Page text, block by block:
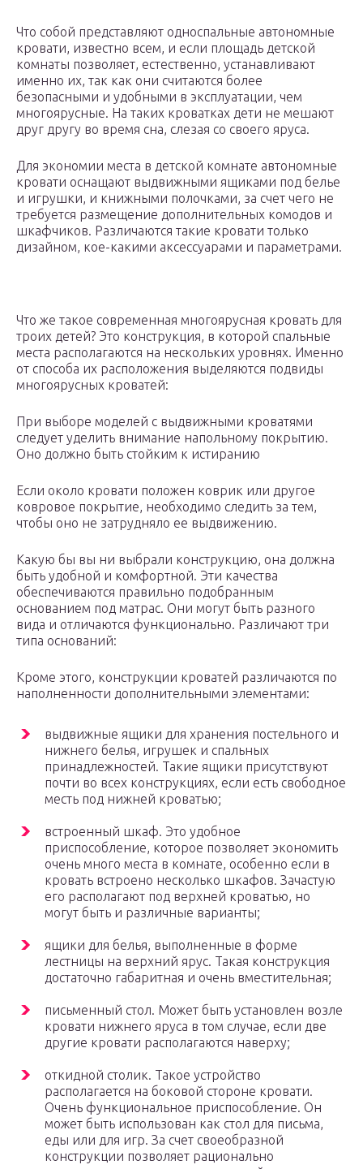
Что собой представляют односпальные автономные
кровати, известно всем, и если площадь детской
комнаты позволяет, естественно, устанавливают
именно их, так как они считаются более
безопасными и удобными в эксплуатации, чем
многоярусные. На таких кроватках дети не мешают
друг другу во время сна, слезая со своего яруса.
Для экономии места в детской комнате автономные
кровати оснащают выдвижными ящиками под белье
и игрушки, и книжными полочками, за счет чего не
требуется размещение дополнительных комодов и
шкафчиков. Различаются такие кровати только
дизайном, кое-какими аксессуарами и параметрами.
Что же такое современная многоярусная кровать для
троих детей? Это конструкция, в которой спальные
места располагаются на нескольких уровнях. Именно
от способа их расположения выделяются подвиды
многоярусных кроватей:
При выборе моделей с выдвижными кроватями
следует уделить внимание напольному покрытию.
Оно должно быть стойким к истиранию
Если около кровати положен коврик или другое
ковровое покрытие, необходимо следить за тем,
чтобы оно не затрудняло ее выдвижению.
Какую бы вы ни выбрали конструкцию, она должна
быть удобной и комфортной. Эти качества
обеспечиваются правильно подобранным
основанием под матрас. Они могут быть разного
вида и отличаются функционально. Различают три
типа оснований:
Кроме этого, конструкции кроватей различаются по
наполненности дополнительными элементами:
выдвижные ящики для хранения постельного и
нижнего белья, игрушек и спальных
принадлежностей. Такие ящики присутствуют
почти во всех конструкциях, если есть свободное
месть под нижней кроватью;
встроенный шкаф. Это удобное
приспособление, которое позволяет экономить
очень много места в комнате, особенно если в
кровать встроено несколько шкафов. Зачастую
его располагают под верхней кроватью, но
могут быть и различные варианты;
ящики для белья, выполненные в форме
лестницы на верхний ярус. Такая конструкция
достаточно габаритная и очень вместительная;
письменный стол. Может быть установлен возле
кровати нижнего яруса в том случае, если две
другие кровати располагаются наверху;
откидной столик. Такое устройство
располагается на боковой стороне кровати.
Очень функциональное приспособление. Он
может быть использован как стол для письма,
еды или для игр. За счет своеобразной
конструкции позволяет рационально